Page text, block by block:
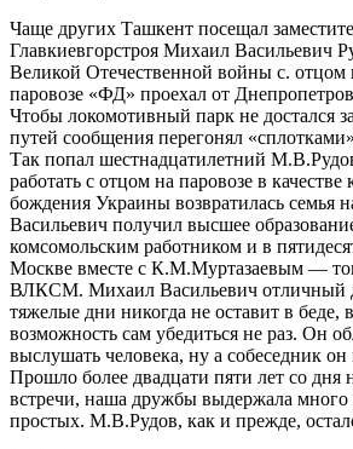
Чаще других Ташкент посещал
Главкиевгорстроя Михаил Васильевич
Великой Отечественной войны с. отцом
паровозе «ФД» проехал от
Чтобы локомотивный парк не достал­ся
путей сообщения перегонял
Так попал шестнад­цатилетний
работать с отцом на паровозе в
бождения Украины возвратилась семья
Васильевич получил высшее
комсомольским работником и в
Москве вместе с К.М.Муртазаевым —
ВЛКСМ. Михаил Васильевич от­личный
тяжелые дни никогда не оста­вит в беде,
возможность сам убедиться не раз. Он
выслушать человека, ну а со­беседник
Прошло более двадцати пяти лет со дня
встречи, наша дружбы вы­держала
простых. М.В.Рудов, как и прежде,